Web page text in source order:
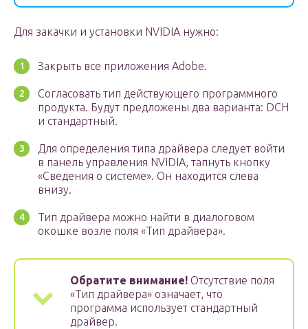
Для закачки и установки NVIDIA нужно:
Закрыть все приложения Adobe.
Согласовать тип действующего программного
продукта. Будут предложены два варианта: DCH
и стандартный.
Для определения типа драйвера следует войти
в панель управления NVIDIA, тапнуть кнопку
«Сведения о системе». Он находится слева
внизу.
Тип драйвера можно найти в диалоговом
окошке возле поля «Тип драйвера».
Обратите внимание! Отсутствие поля
«Тип драйвера» означает, что
программа использует стандартный
драйвер.